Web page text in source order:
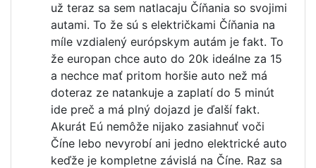
už teraz sa sem natlacaju Číňania so svojimi
autami. To že sú s električkami Číňania na
míle vzdialený európskym autám je fakt. To
že europan chce auto do 20k ideálne za 15
a nechce mať pritom horšie auto než má
doteraz ze natankuje a zaplatí do 5 minút
ide preč a má plný dojazd je ďalší fakt.
Akurát Eú nemôže nijako zasiahnuť voči
Číne lebo nevyrobí ani jedno elektrické auto
keďže je kompletne závislá na Číne. Raz sa